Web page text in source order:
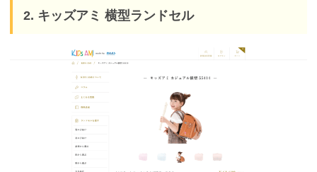
2. キッズアミ 横型ランドセル